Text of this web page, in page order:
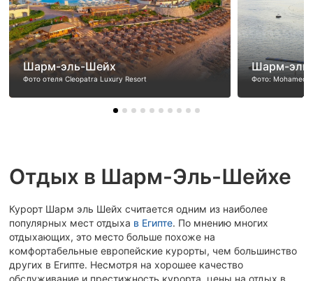
Шарм-эль-Шейх
Фото отеля Cleopatra Luxury Resort
Шарм-
Фото: Mohamed
Отдых в Шарм-Эль-Шейхе
Курорт Шарм эль Шейх считается одним из наиболее
популярных мест отдыха в Египте. По мнению многих
отдыхающих, это место больше похоже на
комфортабельные европейские курорты, чем большинство
других в Египте. Несмотря на хорошее качество
обслуживание и престижность курорта, цены на отдых в